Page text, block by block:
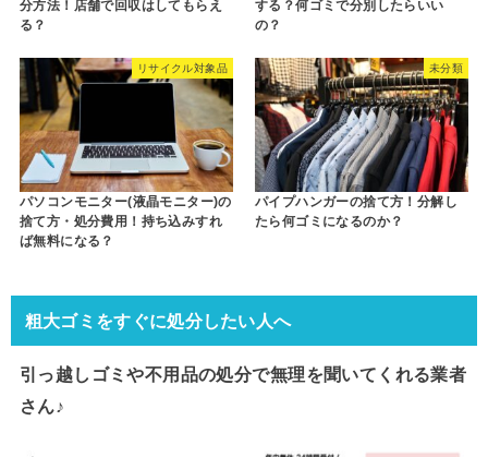
分方法！店舗で回収はしてもらえ
る？
する？何ゴミで分別したらいい
の？
リサイクル対象品
パソコンモニター(液晶モニター)の
捨て方・処分費用！持ち込みすれ
ば無料になる？
未分類
パイプハンガーの捨て方！分解し
たら何ゴミになるのか？
粗大ゴミをすぐに処分したい人へ
引っ越しゴミや不用品の処分で無理を聞いてくれる業者
さん♪